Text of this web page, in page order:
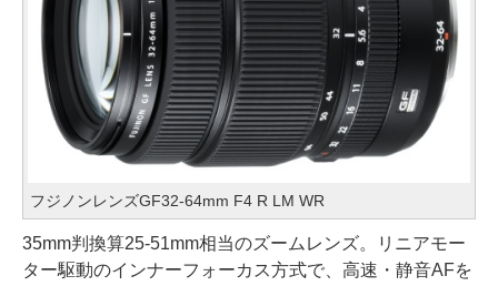
フジノンレンズGF32-64mm F4 R LM WR
35mm判換算25-51mm相当のズームレンズ。リニアモー
ター駆動のインナーフォーカス方式で、高速・静音AFを